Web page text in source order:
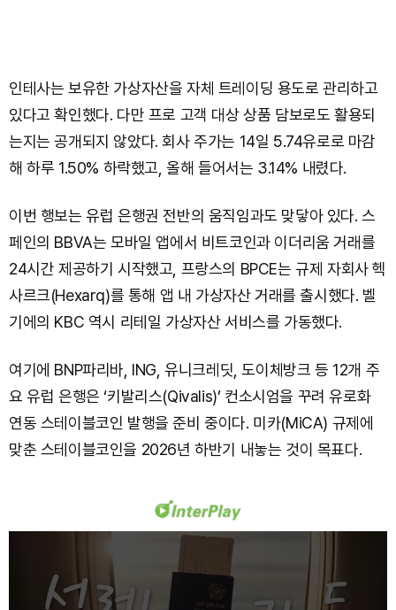
인테사는 보유한 가상자산을 자체 트레이딩 용도로 관리하고
있다고 확인했다. 다만 프로 고객 대상 상품 담보로도 활용되
는지는 공개되지 않았다. 회사 주가는 14일 5.74유로로 마감
해 하루 1.50% 하락했고, 올해 들어서는 3.14% 내렸다.
이번 행보는 유럽 은행권 전반의 움직임과도 맞닿아 있다. 스
페인의 BBVA는 모바일 앱에서 비트코인과 이더리움 거래를
24시간 제공하기 시작했고, 프랑스의 BPCE는 규제 자회사 헥
사르크(Hexarq)를 통해 앱 내 가상자산 거래를 출시했다. 벨
기에의 KBC 역시 리테일 가상자산 서비스를 가동했다.
여기에 BNP파리바, ING, 유니크레딧, 도이체방크 등 12개 주
요 유럽 은행은 ‘키발리스(Qivalis)’ 컨소시엄을 꾸려 유로화
연동 스테이블코인 발행을 준비 중이다. 미카(MiCA) 규제에
맞춘 스테이블코인을 2026년 하반기 내놓는 것이 목표다.